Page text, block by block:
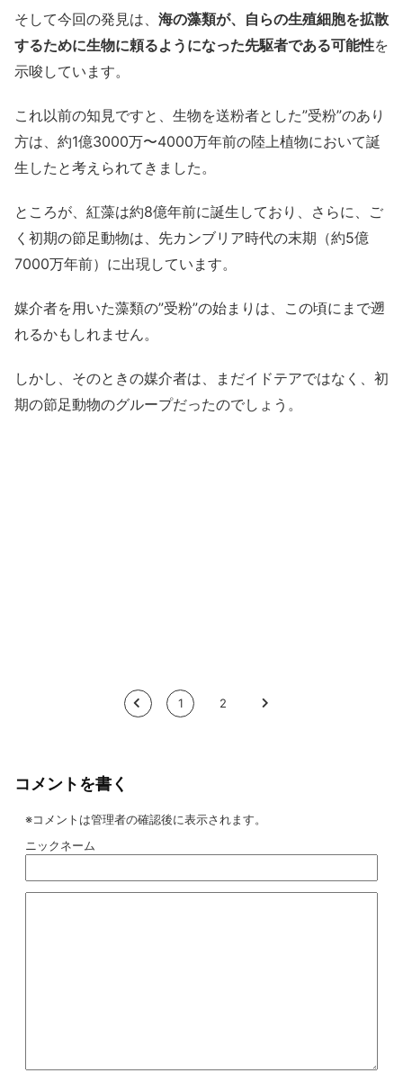
そして今回の発見は、 海の藻類が、自らの生殖細胞を拡散
するために生物に頼るようになった先駆者である可能性を
示唆しています。
これ以前の知見ですと、生物を送粉者とした”受粉”のあり
方は、約1億3000万〜4000万年前の陸上植物において誕
生したと考えられてきました。
ところが、紅藻は約8億年前に誕生しており、さらに、ご
く初期の節足動物は、先カンブリア時代の末期（約5億
7000万年前）に出現しています。
媒介者を用いた藻類の”受粉”の始まりは、この頃にまで遡
れるかもしれません。
しかし、そのときの媒介者は、まだイドテアではなく、初
期の節足動物のグループだったのでしょう。
< 1 2 >
コメントを書く
※コメントは管理者の確認後に表示されます。
ニックネーム